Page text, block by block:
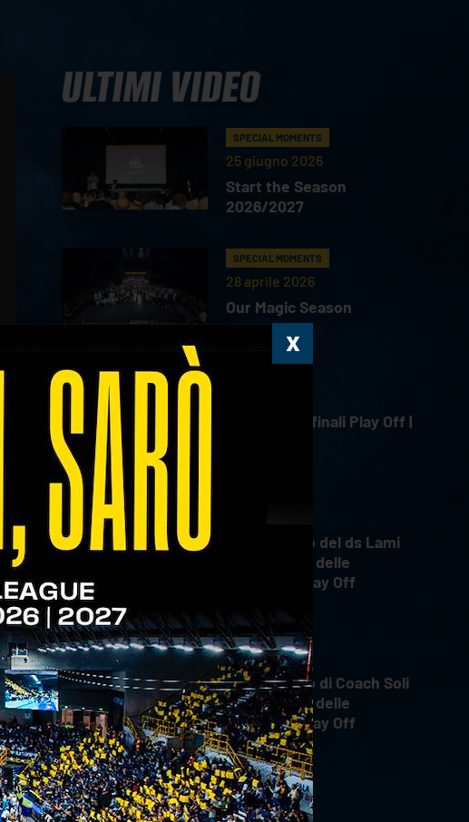
ULTIMI VIDEO
SPECIAL MOMENTS
25 giugno 2026
Start the Season
2026/2027
SPECIAL MOMENTS
28 aprile 2026
Our Magic Season
Gara 4 Semifinali Play Off |
Il commento del ds Lami
dopo Gara 4 delle
Semifinali Play Off
INTERVIEWS
18 aprile 2026
Il commento di Coach Soli
dopo Gara 4 delle
Semifinali Play Off